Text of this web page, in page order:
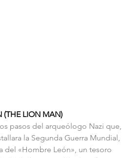
(THE LION MAN)
pasos del arqueólogo Nazi que,
la Segunda Guerra Mundial,
del «Hombre León», un tesoro